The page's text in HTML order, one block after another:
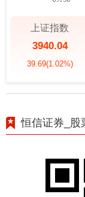
上证指数
3940.04
39.69(1.02%)
恒信证券_股